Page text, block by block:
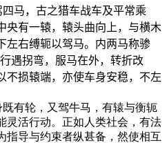
马，古之猎车战车及平常乘
央有一辕，辕头曲向上，与横木
左右缚轭以驾马。内两马称骖
遇拐弯，服马在外，转折改
不损辕端，亦使车身安稳，不左
有轮，又驾牛马，有辕与衡轭
灵活行动。正如人类社会，有法
指导与约束者纵甚备，然使相互